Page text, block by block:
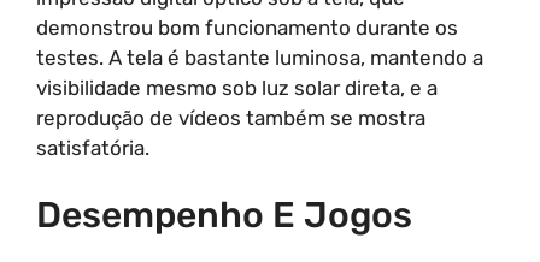
demonstrou bom funcionamento durante os
testes. A tela é bastante luminosa, mantendo a
visibilidade mesmo sob luz solar direta, e a
reprodução de vídeos também se mostra
satisfatória.
Desempenho E Jogos